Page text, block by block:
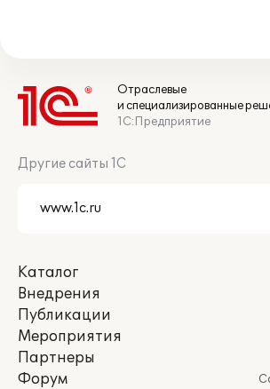
Отраслевые
и специализированные
1С:Предприятие
Другие сайты 1С
Каталог
Внедрения
Публикации
Мероприятия
Партнеры
Форум